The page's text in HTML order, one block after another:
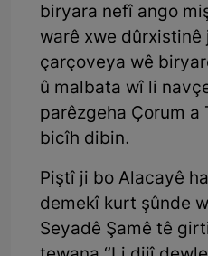
biryara nefî ango
warê xwe
çarçoveya wê
û malbata wî li
parêzgeha Çorum
bicîh dibin.
Piştî ji bo Alacayê
demekî kurt şûnde
Seyadê Şamê tê